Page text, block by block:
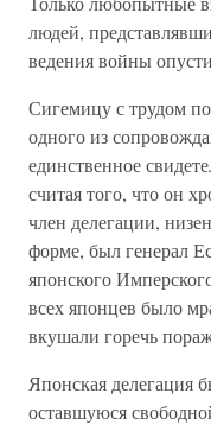
людей,
ведения войны
Сигемицу с трудом
одного из
единственное
считая того, что он
член делегации,
форме, был генерал
японского
всех японцев было
вкушали горечь
Японская делегация
оставшуюся